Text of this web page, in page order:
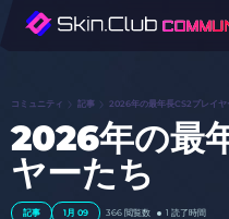
コミュニティ 記事 2026年の最年長CS2プレイヤ
2026年の最
ヤーたち
記事 1月 09 366 閲覧数 1 読了時間